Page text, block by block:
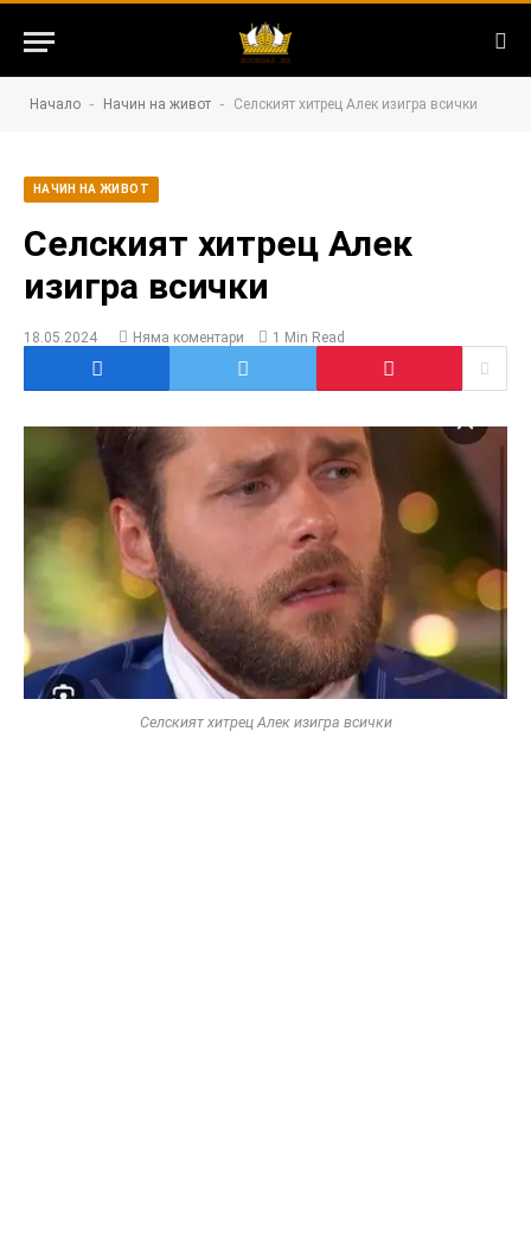
Начало - Начин на живот - Селският хитрец Алек изигра всички
НАЧИН НА ЖИВОТ
Селският хитрец Алек
изигра всички
18.05.2024 Няма коментари 1 Min Read
Селският хитрец Алек изигра всички